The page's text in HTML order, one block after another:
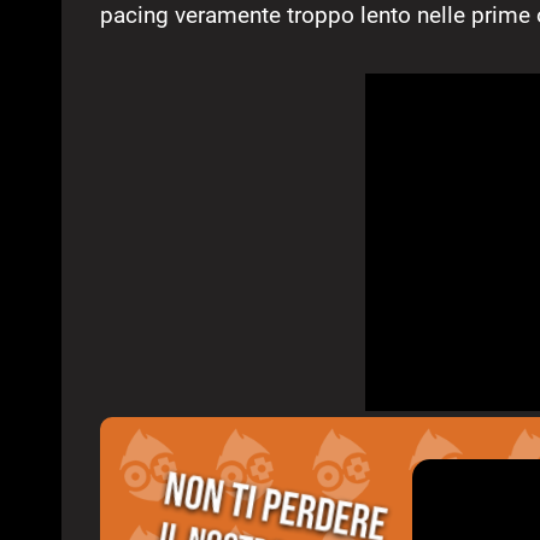
pacing veramente troppo lento nelle prime